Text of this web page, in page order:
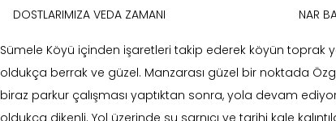
DOSTLARIMIZA VEDA ZAMANI NAR
Sümele Köyü içinden işaretleri takip ederek köyün toprak
oldukça berrak ve güzel. Manzarası güzel bir noktada
biraz parkur çalışması yaptıktan sonra, yola devam
oldukça dikenli. Yol üzerinde su sarnıcı ve tarihi kale